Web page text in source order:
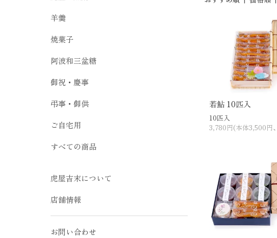
若鮎 10匹入
10匹入
3,780円(本体3,500円
羊羹
焼菓子
阿波和三盆糖
御祝・慶事
弔事・御供
ご自宅用
すべての商品
虎屋吉末について
店舗情報
お問い合わせ